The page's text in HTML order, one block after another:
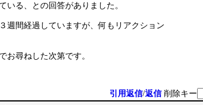
いる、との回答がありました。
週間経過していますが、何もリアクション
お尋ねした次第です。
引用返信/返信 削除キー